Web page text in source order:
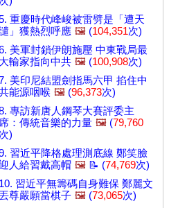
重慶時代峰峻被雷劈是「遭天
」獲熱烈呼應 🖼️ (104,351次)
美軍封鎖伊朗施壓 中東戰局最
大輸家指向中共 🖼️ (100,908次)
美印尼結盟劍指馬六甲 掐住中
能源咽喉 🖼️ (96,373次)
專訪新唐人鋼琴大賽評委主
席：傳統音樂的力量 🖼️ (79,760
次)
習近平降格處理測底線 鄭笑臉
人給習戴高帽 🖼️ 📝 (74,769次)
10. 習近平無籌碼自身難保 鄭麗文
尊嚴願當棋子 🖼️ (73,065次)